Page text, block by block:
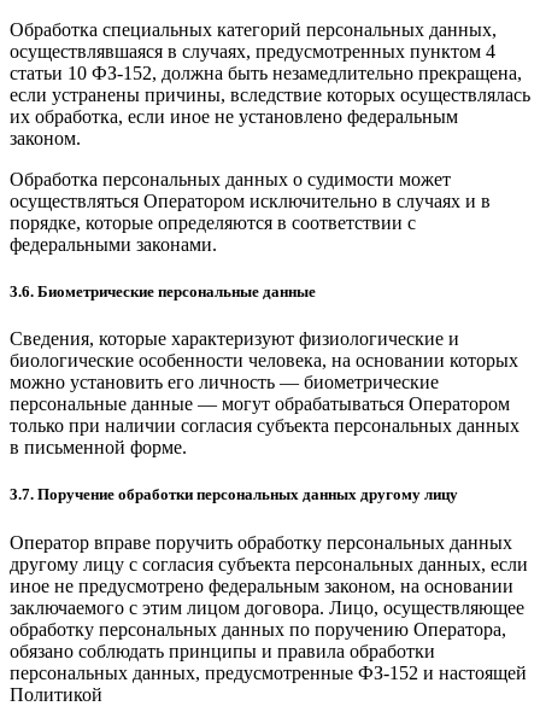
Обработка специальных категорий персональных данных,
осуществлявшаяся в случаях, предусмотренных пунктом 4
статьи 10 ФЗ-152, должна быть незамедлительно прекращена,
если устранены причины, вследствие которых осуществлялась
их обработка, если иное не установлено федеральным
законом.
Обработка персональных данных о судимости может
осуществляться Оператором исключительно в случаях и в
порядке, которые определяются в соответствии с
федеральными законами.
3.6. Биометрические персональные данные
Сведения, которые характеризуют физиологические и
биологические особенности человека, на основании которых
можно установить его личность — биометрические
персональные данные — могут обрабатываться Оператором
только при наличии согласия субъекта персональных данных
в письменной форме.
3.7. Поручение обработки персональных данных другому лицу
Оператор вправе поручить обработку персональных данных
другому лицу с согласия субъекта персональных данных, если
иное не предусмотрено федеральным законом, на основании
заключаемого с этим лицом договора. Лицо, осуществляющее
обработку персональных данных по поручению Оператора,
обязано соблюдать принципы и правила обработки
персональных данных, предусмотренные ФЗ-152 и настоящей
Политикой